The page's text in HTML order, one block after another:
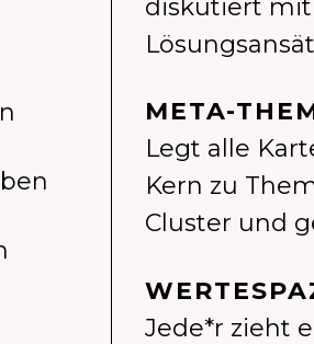
diskutiert
META-
Legt alle
Kern zu
Cluster und
Jede*r zieht